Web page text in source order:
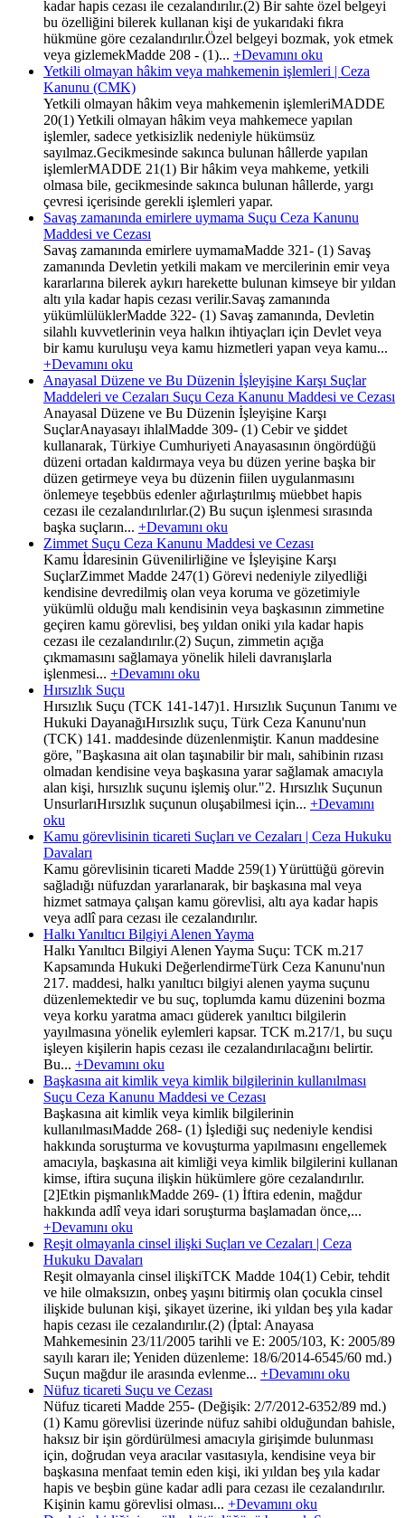
kadar hapis cezası ile cezalandırılır.(2) Bir sahte özel belgeyi
bu özelliğini bilerek kullanan kişi de yukarıdaki fıkra
hükmüne göre cezalandırılır.Özel belgeyi bozmak, yok etmek
veya gizlemekMadde 208 - (1)... +Devamını oku
Yetkili olmayan hâkim veya mahkemenin işlemleri | Ceza
Kanunu (CMK)
Yetkili olmayan hâkim veya mahkemenin işlemleriMADDE
20(1) Yetkili olmayan hâkim veya mahkemece yapılan
işlemler, sadece yetkisizlik nedeniyle hükümsüz
sayılmaz.Gecikmesinde sakınca bulunan hâllerde yapılan
işlemlerMADDE 21(1) Bir hâkim veya mahkeme, yetkili
olmasa bile, gecikmesinde sakınca bulunan hâllerde, yargı
çevresi içerisinde gerekli işlemleri yapar.
Savaş zamanında emirlere uymama Suçu Ceza Kanunu
Maddesi ve Cezası
Savaş zamanında emirlere uymamaMadde 321- (1) Savaş
zamanında Devletin yetkili makam ve mercilerinin emir veya
kararlarına bilerek aykırı harekette bulunan kimseye bir yıldan
altı yıla kadar hapis cezası verilir.Savaş zamanında
yükümlülüklerMadde 322- (1) Savaş zamanında, Devletin
silahlı kuvvetlerinin veya halkın ihtiyaçları için Devlet veya
bir kamu kuruluşu veya kamu hizmetleri yapan veya kamu...
+Devamını oku
Anayasal Düzene ve Bu Düzenin İşleyişine Karşı Suçlar
Maddeleri ve Cezaları Suçu Ceza Kanunu Maddesi ve Cezası
Anayasal Düzene ve Bu Düzenin İşleyişine Karşı
SuçlarAnayasayı ihlalMadde 309- (1) Cebir ve şiddet
kullanarak, Türkiye Cumhuriyeti Anayasasının öngördüğü
düzeni ortadan kaldırmaya veya bu düzen yerine başka bir
düzen getirmeye veya bu düzenin fiilen uygulanmasını
önlemeye teşebbüs edenler ağırlaştırılmış müebbet hapis
cezası ile cezalandırılırlar.(2) Bu suçun işlenmesi sırasında
başka suçların... +Devamını oku
Zimmet Suçu Ceza Kanunu Maddesi ve Cezası
Kamu İdaresinin Güvenilirliğine ve İşleyişine Karşı
SuçlarZimmet Madde 247(1) Görevi nedeniyle zilyedliği
kendisine devredilmiş olan veya koruma ve gözetimiyle
yükümlü olduğu malı kendisinin veya başkasının zimmetine
geçiren kamu görevlisi, beş yıldan oniki yıla kadar hapis
cezası ile cezalandırılır.(2) Suçun, zimmetin açığa
çıkmamasını sağlamaya yönelik hileli davranışlarla
işlenmesi... +Devamını oku
Hırsızlık Suçu
Hırsızlık Suçu (TCK 141-147)1. Hırsızlık Suçunun Tanımı ve
Hukuki DayanağıHırsızlık suçu, Türk Ceza Kanunu'nun
(TCK) 141. maddesinde düzenlenmiştir. Kanun maddesine
göre, "Başkasına ait olan taşınabilir bir malı, sahibinin rızası
olmadan kendisine veya başkasına yarar sağlamak amacıyla
alan kişi, hırsızlık suçunu işlemiş olur."2. Hırsızlık Suçunun
UnsurlarıHırsızlık suçunun oluşabilmesi için... +Devamını
oku
Kamu görevlisinin ticareti Suçları ve Cezaları | Ceza Hukuku
Davaları
Kamu görevlisinin ticareti Madde 259(1) Yürüttüğü görevin
sağladığı nüfuzdan yararlanarak, bir başkasına mal veya
hizmet satmaya çalışan kamu görevlisi, altı aya kadar hapis
veya adlî para cezası ile cezalandırılır.
Halkı Yanıltıcı Bilgiyi Alenen Yayma
Halkı Yanıltıcı Bilgiyi Alenen Yayma Suçu: TCK m.217
Kapsamında Hukuki DeğerlendirmeTürk Ceza Kanunu'nun
217. maddesi, halkı yanıltıcı bilgiyi alenen yayma suçunu
düzenlemektedir ve bu suç, toplumda kamu düzenini bozma
veya korku yaratma amacı güderek yanıltıcı bilgilerin
yayılmasına yönelik eylemleri kapsar. TCK m.217/1, bu suçu
işleyen kişilerin hapis cezası ile cezalandırılacağını belirtir.
Bu... +Devamını oku
Başkasına ait kimlik veya kimlik bilgilerinin kullanılması
Suçu Ceza Kanunu Maddesi ve Cezası
Başkasına ait kimlik veya kimlik bilgilerinin
kullanılmasıMadde 268- (1) İşlediği suç nedeniyle kendisi
hakkında soruşturma ve kovuşturma yapılmasını engellemek
amacıyla, başkasına ait kimliği veya kimlik bilgilerini kullanan
kimse, iftira suçuna ilişkin hükümlere göre cezalandırılır.
[2]Etkin pişmanlıkMadde 269- (1) İftira edenin, mağdur
hakkında adlî veya idari soruşturma başlamadan önce,...
+Devamını oku
Reşit olmayanla cinsel ilişki Suçları ve Cezaları | Ceza
Hukuku Davaları
Reşit olmayanla cinsel ilişkiTCK Madde 104(1) Cebir, tehdit
ve hile olmaksızın, onbeş yaşını bitirmiş olan çocukla cinsel
ilişkide bulunan kişi, şikayet üzerine, iki yıldan beş yıla kadar
hapis cezası ile cezalandırılır.(2) (İptal: Anayasa
Mahkemesinin 23/11/2005 tarihli ve E: 2005/103, K: 2005/89
sayılı kararı ile; Yeniden düzenleme: 18/6/2014-6545/60 md.)
Suçun mağdur ile arasında evlenme... +Devamını oku
Nüfuz ticareti Suçu ve Cezası
Nüfuz ticareti Madde 255- (Değişik: 2/7/2012-6352/89 md.)
(1) Kamu görevlisi üzerinde nüfuz sahibi olduğundan bahisle,
haksız bir işin gördürülmesi amacıyla girişimde bulunması
için, doğrudan veya aracılar vasıtasıyla, kendisine veya bir
başkasına menfaat temin eden kişi, iki yıldan beş yıla kadar
hapis ve beşbin güne kadar adli para cezası ile cezalandırılır.
Kişinin kamu görevlisi olması... +Devamını oku